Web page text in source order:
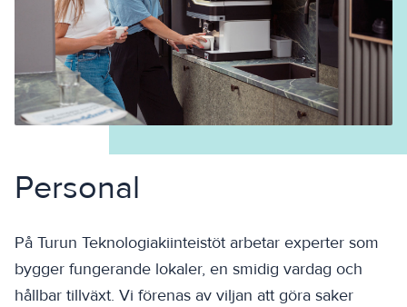
Personal
På Turun Teknologiakiinteistöt arbetar experter som
bygger fungerande lokaler, en smidig vardag och
hållbar tillväxt. Vi förenas av viljan att göra saker